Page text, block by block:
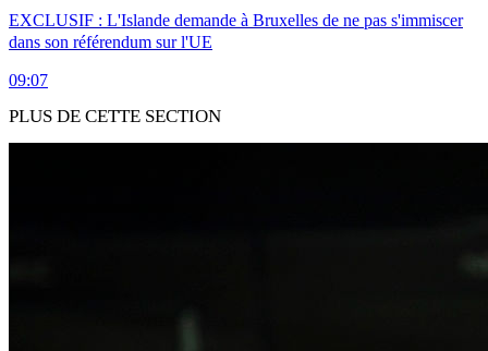
EXCLUSIF : L'Islande demande à Bruxelles de ne pas s'immiscer
dans son référendum sur l'UE
09:07
PLUS DE CETTE SECTION